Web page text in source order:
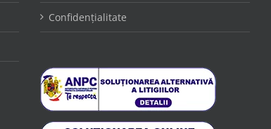
Confidențialitate